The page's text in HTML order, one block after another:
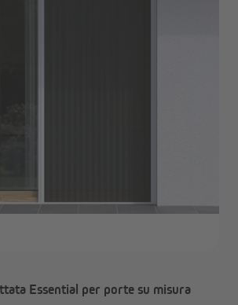
Essential per porte su misura